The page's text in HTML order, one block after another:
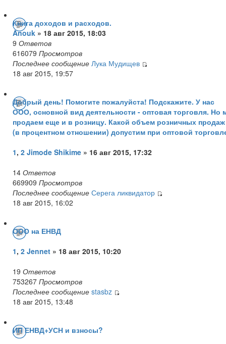
Книга доходов и расходов.
Anouk » 18 авг 2015, 18:03
9 Ответов
616079 Просмотров
Последнее сообщение Лука Мудищев
18 авг 2015, 19:57
Добрый день! Помогите пожалуйста! Подскажите. У нас
ООО, основной вид деятельности - оптовая торговля. Но
продаем еще и в розницу. Какой объем розничных продаж
(в процентном отношении) допустим при оптовой
1, 2 Jimode Shikime » 16 авг 2015, 17:32
14 Ответов
669909 Просмотров
Последнее сообщение Серега ликвидатор
18 авг 2015, 16:02
ООО на ЕНВД
1, 2 Jennet » 18 авг 2015, 10:20
19 Ответов
753267 Просмотров
Последнее сообщение stasbz
18 авг 2015, 13:48
ИП ЕНВД+УСН и взносы?